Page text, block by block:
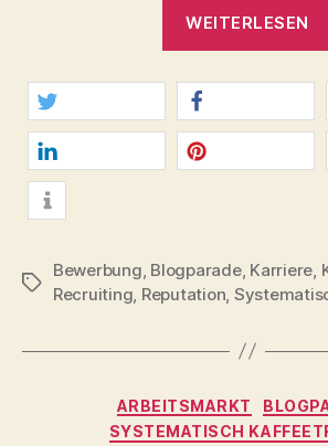
WEITERLESEN
twittern teilen
mitteilen
Schlagwörter
Bewerbung Blogparade, Karriere
Recruiting Reputation
ARBEITSMARKT
SYSTEMATISCH